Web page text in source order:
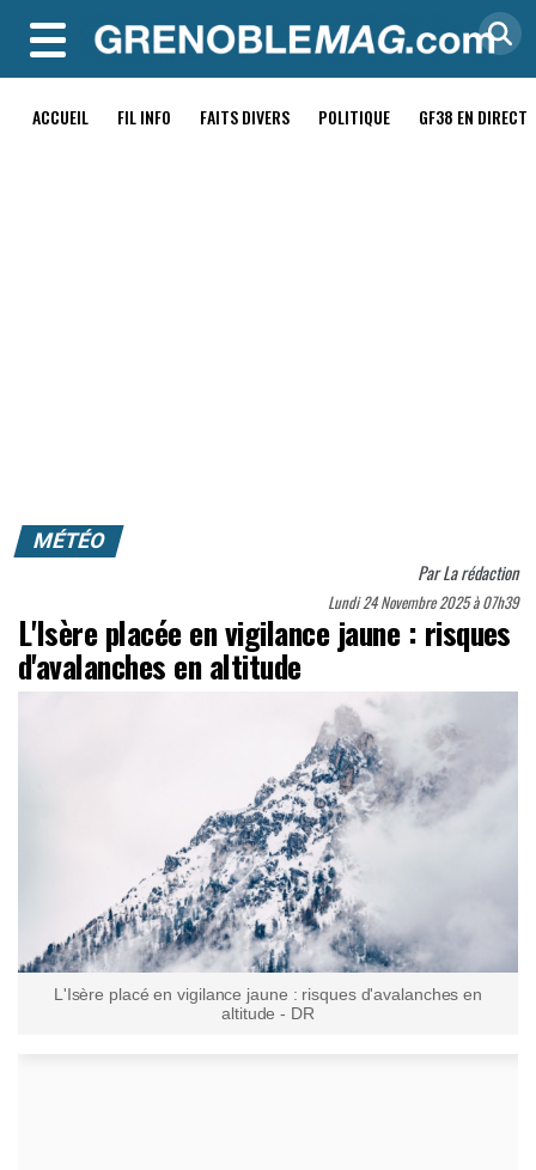
MENU
ACCUEIL FIL INFO FAITS DIVERS POLITIQUE GF38 EN DIRECT
MÉTÉO
ParLa rédaction
Lundi 24 Novembre 2025 à 07h39
L'Isère placée en vigilance jaune : risques
d'avalanches en altitude
L'Isère placé en vigilance jaune : risques d'avalanches en
altitude - DR